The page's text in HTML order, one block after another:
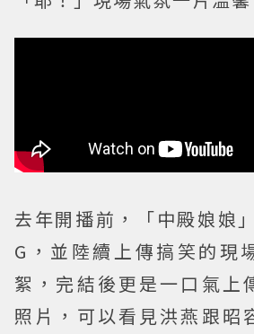
去年開播前，「中殿娘娘
G，並陸續上傳搞笑的現
絮，完結後更是一口氣上
照片，可以看見洪燕跟昭